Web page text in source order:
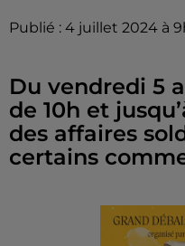
Publié : 4 juillet 2024 à
Du vendredi 5
de 10h et
des affaires
certains